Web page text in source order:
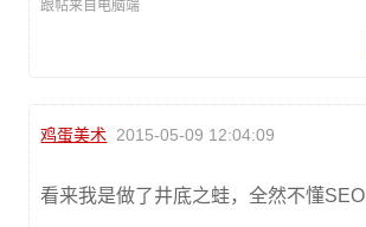
跟帖来自电脑端
鸡蛋美术 2015-05-09 12:04:09
看来我是做了井底之蛙，全然不懂SEO